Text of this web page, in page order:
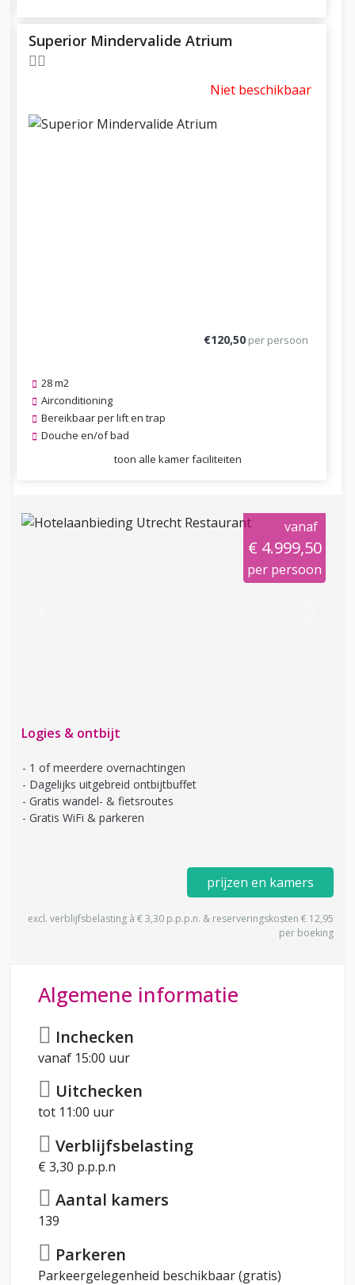
Superior Mindervalide Atrium
Niet beschikbaar
€120,50 per persoon
28 m2
Airconditioning
Bereikbaar per lift en trap
Douche en/of bad
toon alle kamer faciliteiten
vanaf
€ 4.999,50
per persoon
Logies & ontbijt
1 of meerdere overnachtingen
Dagelijks uitgebreid ontbijtbuffet
Gratis wandel- & fietsroutes
Gratis WiFi & parkeren
prijzen en kamers
excl. verblijfsbelasting à € 3,30 p.p.p.n. & reserveringskosten € 12,95
per boeking
Algemene informatie
Inchecken
vanaf 15:00 uur
Uitchecken
tot 11:00 uur
Verblijfsbelasting
€ 3,30 p.p.p.n
Aantal kamers
139
Parkeren
Parkeergelegenheid beschikbaar (gratis)